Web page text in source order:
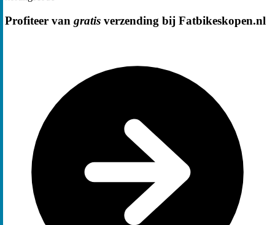
Profiteer van gratis verzending bij Fatbikeskopen.nl